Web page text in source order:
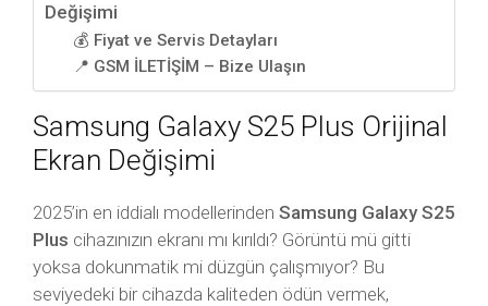
Değişimi
💰 Fiyat ve Servis Detayları
📍 GSM İLETİŞİM – Bize Ulaşın
Samsung Galaxy S25 Plus Orijinal
Ekran Değişimi
2025’in en iddialı modellerinden Samsung Galaxy S25
Plus cihazınızın ekranı mı kırıldı? Görüntü mü gitti
yoksa dokunmatik mi düzgün çalışmıyor? Bu
seviyedeki bir cihazda kaliteden ödün vermek,